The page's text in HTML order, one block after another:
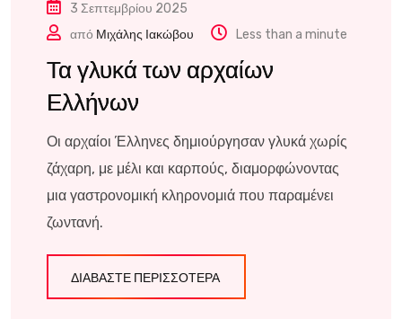
3 Σεπτεμβρίου 2025
από Μιχάλης Ιακώβου Less than a minute
Τα γλυκά των αρχαίων
Ελλήνων
Οι αρχαίοι Έλληνες δημιούργησαν γλυκά χωρίς
ζάχαρη, με μέλι και καρπούς, διαμορφώνοντας
μια γαστρονομική κληρονομιά που παραμένει
ζωντανή.
ΔΙΑΒΆΣΤΕ ΠΕΡΙΣΣΌΤΕΡΑ